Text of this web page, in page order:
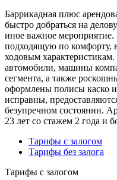
Баррикадная плюс
быстро добраться на
иное важное
подходящую по комфорту,
ходовым
автомобили, машины
сегмента, а также
оформлены полисы
исправны,
безупречном состоянии.
23 лет со стажем 2 года и
Тарифы с залогом
Тарифы без залога
Тарифы с залогом